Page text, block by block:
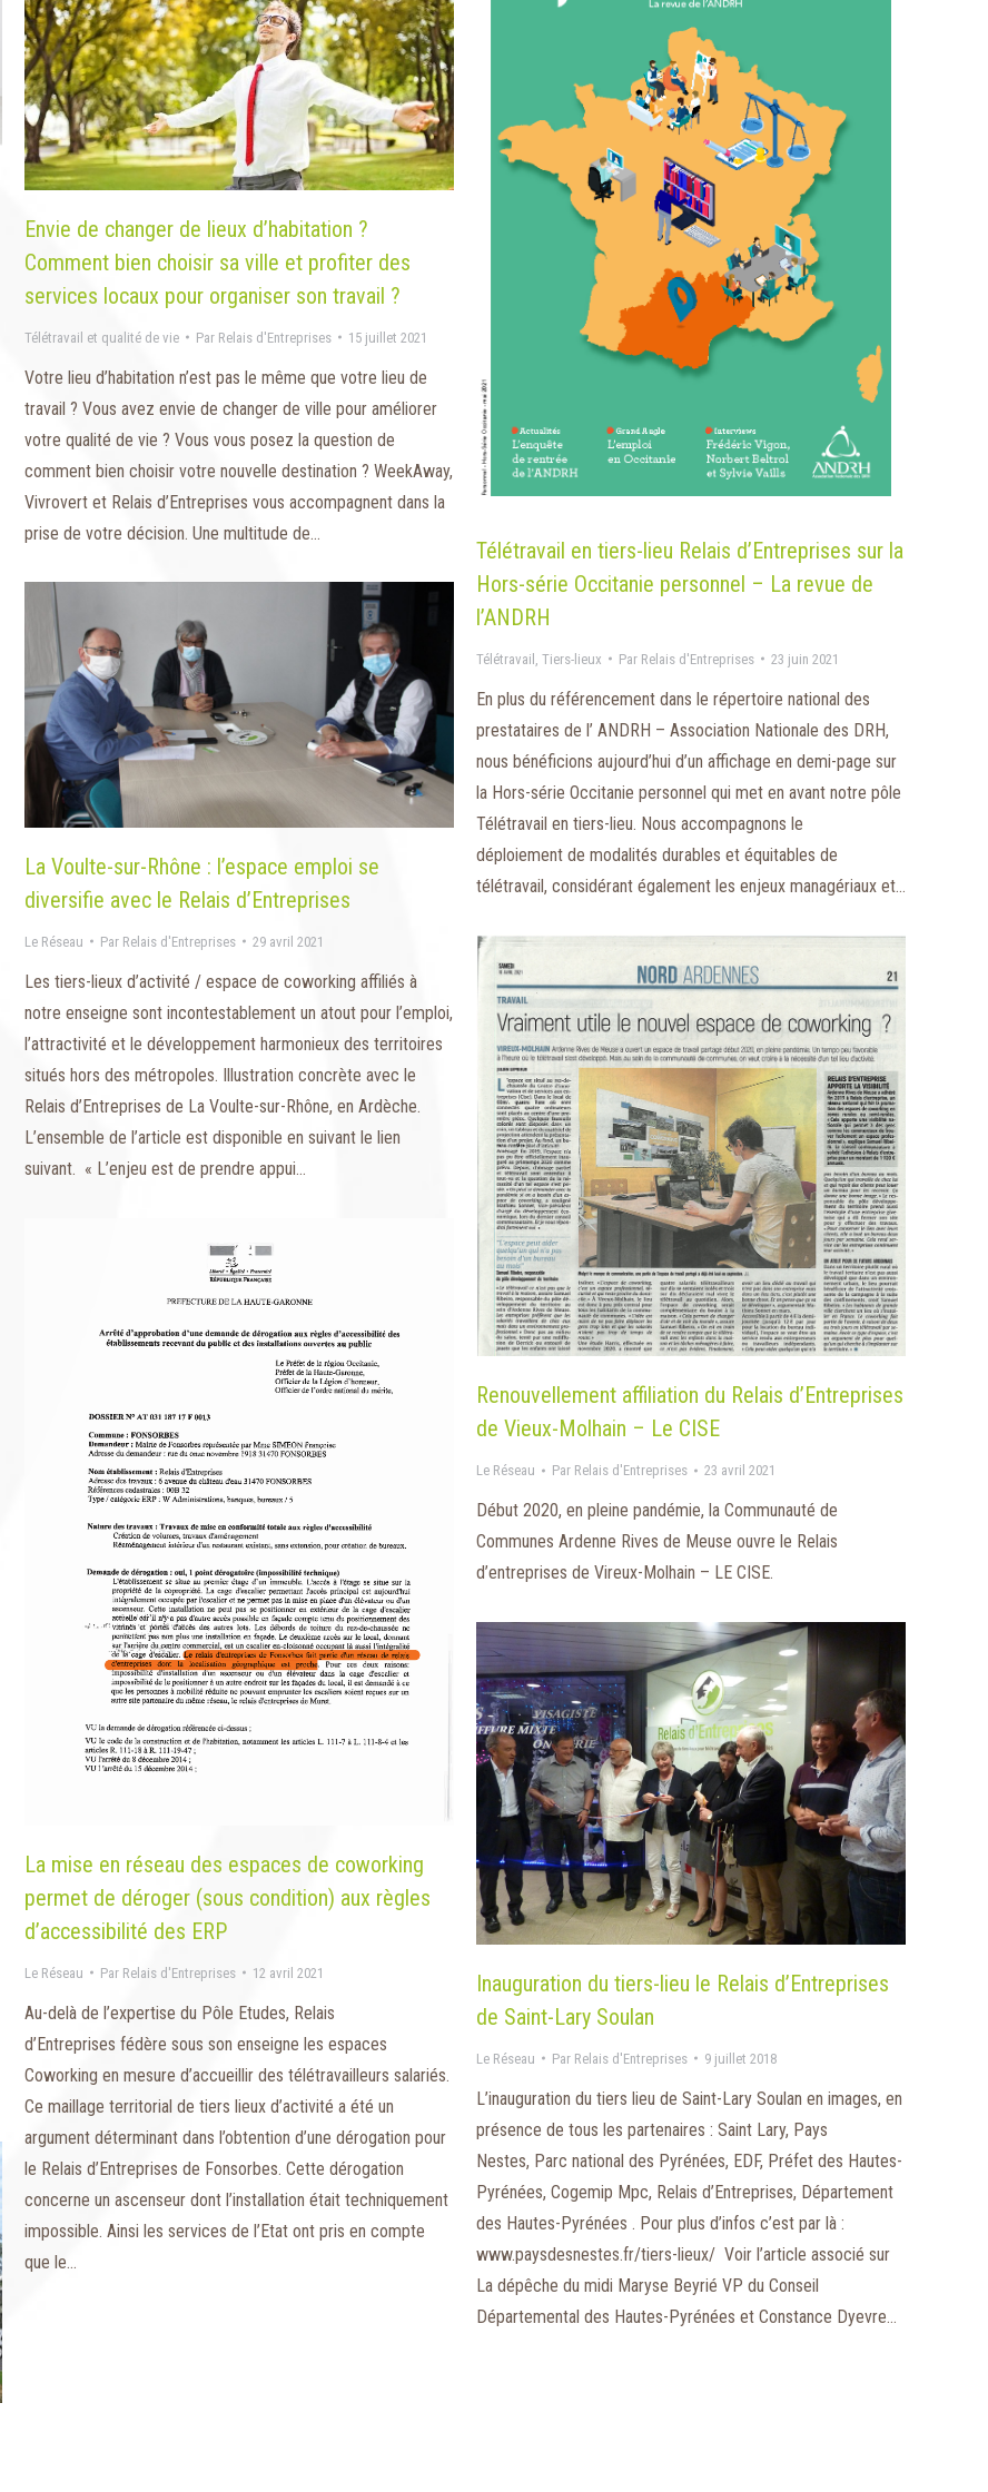
Envie de changer de lieux d’habitation ?
Comment bien choisir sa ville et profiter des
services locaux pour organiser son travail ?
Télétravail et qualité de vie Par Relais d'Entreprises 15 juillet 2021
Votre lieu d’habitation n’est pas le même que votre lieu de
travail ? Vous avez envie de changer de ville pour améliorer
votre qualité de vie ? Vous vous posez la question de
comment bien choisir votre nouvelle destination ? WeekAway,
Vivrovert et Relais d’Entreprises vous accompagnent dans la
prise de votre décision. Une multitude de…
Télétravail en tiers-lieu Relais d’Entreprises sur la
Hors-série Occitanie personnel – La revue de
l’ANDRH
Télétravail Tiers-lieux Par Relais d'Entreprises 23 juin 2021
En plus du référencement dans le répertoire national des
prestataires de l’ ANDRH – Association Nationale des DRH,
nous bénéficions aujourd’hui d’un affichage en demi-page sur
la Hors-série Occitanie personnel qui met en avant notre pôle
Télétravail en tiers-lieu. Nous accompagnons le
déploiement de modalités durables et équitables de
télétravail, considérant également les enjeux managériaux et…
La Voulte-sur-Rhône : l’espace emploi se
diversifie avec le Relais d’Entreprises
Le Réseau Par Relais d'Entreprises 29 avril 2021
Les tiers-lieux d’activité / espace de coworking affiliés à
notre enseigne sont incontestablement un atout pour l’emploi,
l’attractivité et le développement harmonieux des territoires
situés hors des métropoles. Illustration concrète avec le
Relais d’Entreprises de La Voulte-sur-Rhône, en Ardèche.
L’ensemble de l’article est disponible en suivant le lien
suivant. « L’enjeu est de prendre appui…
Renouvellement affiliation du Relais d’Entreprises
de Vieux-Molhain – Le CISE
Le Réseau Par Relais d'Entreprises 23 avril 2021
Début 2020, en pleine pandémie, la Communauté de
Communes Ardenne Rives de Meuse ouvre le Relais
d’entreprises de Vireux-Molhain – LE CISE.
La mise en réseau des espaces de coworking
permet de déroger (sous condition) aux règles
d’accessibilité des ERP
Le Réseau Par Relais d'Entreprises 12 avril 2021
Au-delà de l’expertise du Pôle Etudes, Relais
d’Entreprises fédère sous son enseigne les espaces
Coworking en mesure d’accueillir des télétravailleurs salariés.
Ce maillage territorial de tiers lieux d’activité a été un
argument déterminant dans l’obtention d’une dérogation pour
le Relais d’Entreprises de Fonsorbes. Cette dérogation
concerne un ascenseur dont l’installation était techniquement
impossible. Ainsi les services de l’Etat ont pris en compte
que le…
Inauguration du tiers-lieu le Relais d’Entreprises
de Saint-Lary Soulan
Le Réseau Par Relais d'Entreprises 9 juillet 2018
L’inauguration du tiers lieu de Saint-Lary Soulan en images, en
présence de tous les partenaires : Saint Lary, Pays
Nestes, Parc national des Pyrénées, EDF, Préfet des Hautes-
Pyrénées, Cogemip Mpc, Relais d’Entreprises, Département
des Hautes-Pyrénées . Pour plus d’infos c’est par là :
www.paysdesnestes.fr/tiers-lieux/ Voir l’article associé sur
La dépêche du midi Maryse Beyrié VP du Conseil
Départemental des Hautes-Pyrénées et Constance Dyevre…